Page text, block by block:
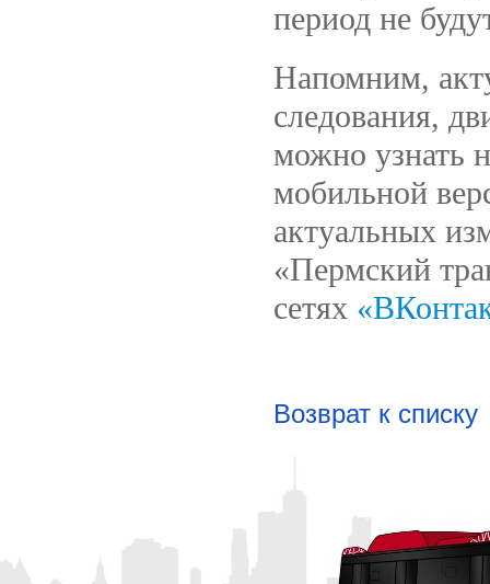
период не
Напомним,
следования,
можно узнать
мобильной
актуальных
«Пермский
сетях
Возврат к списку